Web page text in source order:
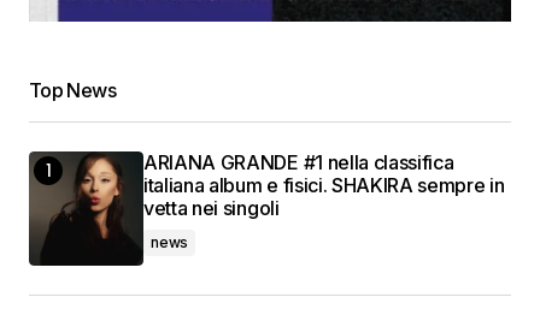
Top News
ARIANA GRANDE #1 nella classifica
italiana album e fisici. SHAKIRA sempre in
vetta nei singoli
news